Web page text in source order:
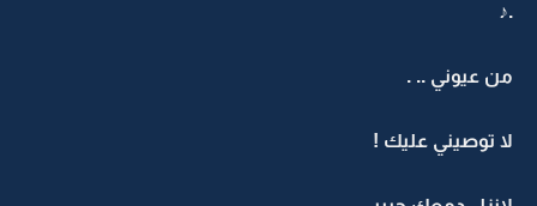
.♪
من عيوني .. .
لا توصيني عليك !